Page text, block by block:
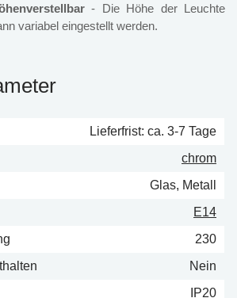
- Die Höhe der Leuchte
variabel eingestellt werden.
Lieferfrist: ca. 3-7 Tage
chrom
Glas, Metall
E14
230
Nein
IP20